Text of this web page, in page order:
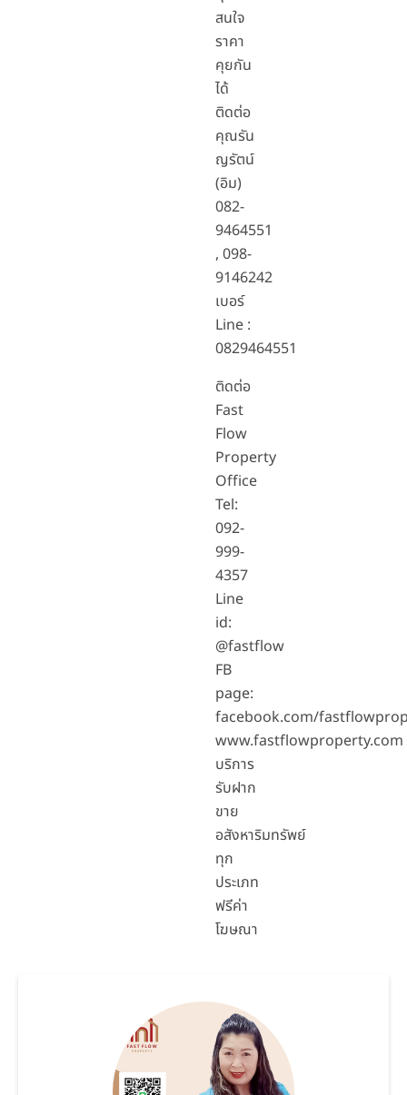
สนใจ
ราคา
คุยกัน
ได้
ติดต่อ
คุณรัน
ญรัตน์
(อิม)
082-
9464551
, 098-
9146242
เบอร์
Line :
0829464551
ติดต่อ
Fast
Flow
Property
Office
Tel:
092-
999-
4357
Line
id:
@fastflow
FB
page:
facebook.com/
www.fastflowproperty.com
บริการ
รับฝาก
ขาย
อสังหาริมทรัพย์
ทุก
ประเภท
ฟรีค่า
โฆษณา